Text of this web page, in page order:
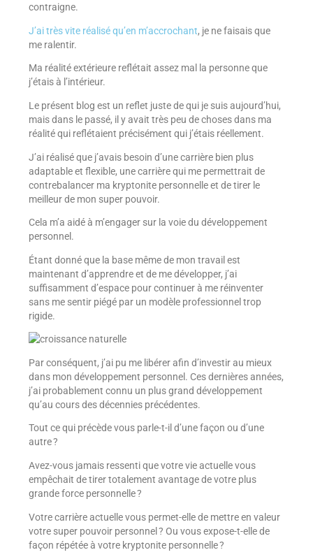
contraigne.
J’ai très vite réalisé qu’en m’accrochant, je ne faisais que
me ralentir.
Ma réalité extérieure reflétait assez mal la personne que
j’étais à l’intérieur.
Le présent blog est un reflet juste de qui je suis aujourd’hui,
mais dans le passé, il y avait très peu de choses dans ma
réalité qui reflétaient précisément qui j’étais réellement.
J’ai réalisé que j’avais besoin d’une carrière bien plus
adaptable et flexible, une carrière qui me permettrait de
contrebalancer ma kryptonite personnelle et de tirer le
meilleur de mon super pouvoir.
Cela m’a aidé à m’engager sur la voie du développement
personnel.
Étant donné que la base même de mon travail est
maintenant d’apprendre et de me développer, j’ai
suffisamment d’espace pour continuer à me réinventer
sans me sentir piégé par un modèle professionnel trop
rigide.
Par conséquent, j’ai pu me libérer afin d’investir au mieux
dans mon développement personnel. Ces dernières années,
j’ai probablement connu un plus grand développement
qu’au cours des décennies précédentes.
Tout ce qui précède vous parle-t-il d’une façon ou d’une
autre ?
Avez-vous jamais ressenti que votre vie actuelle vous
empêchait de tirer totalement avantage de votre plus
grande force personnelle ?
Votre carrière actuelle vous permet-elle de mettre en valeur
votre super pouvoir personnel ? Ou vous expose-t-elle de
façon répétée à votre kryptonite personnelle ?